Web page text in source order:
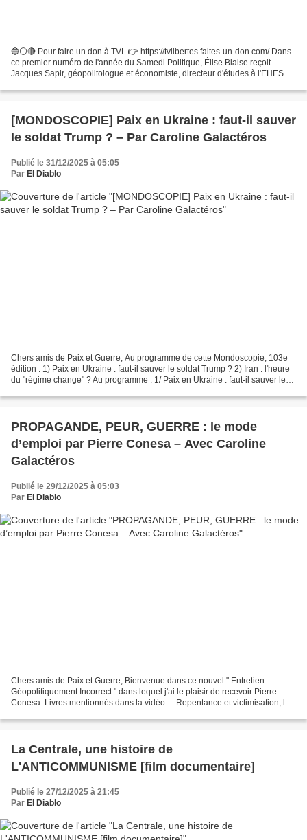
🔵⚪🔴 Pour faire un don à TVL 👉 https://tvlibertes.faites-un-don.com/ Dans
ce premier numéro de l'année du Samedi Politique, Élise Blaise reçoit
Jacques Sapir, géopolitologue et économiste, directeur d'études à l'EHESS,
[MONDOSCOPIE] Paix en Ukraine : faut-il sauver
le soldat Trump ? – Par Caroline Galactéros
Publié le 31/12/2025 à 05:05
Par El Diablo
Chers amis de Paix et Guerre, Au programme de cette Mondoscopie, 103e
édition : 1) Paix en Ukraine : faut-il sauver le soldat Trump ? 2) Iran : l'heure
du "régime change" ? Au programme : 1/ Paix en Ukraine : faut-il sauver le
PROPAGANDE, PEUR, GUERRE : le mode
d’emploi par Pierre Conesa – Avec Caroline
Galactéros
Publié le 29/12/2025 à 05:03
Par El Diablo
Chers amis de Paix et Guerre, Bienvenue dans ce nouvel " Entretien
Géopolitiquement Incorrect " dans lequel j'ai le plaisir de recevoir Pierre
Conesa. Livres mentionnés dans la vidéo : - Repentance et victimisation, la
La Centrale, une histoire de
L'ANTICOMMUNISME [film documentaire]
Publié le 27/12/2025 à 21:45
Par El Diablo